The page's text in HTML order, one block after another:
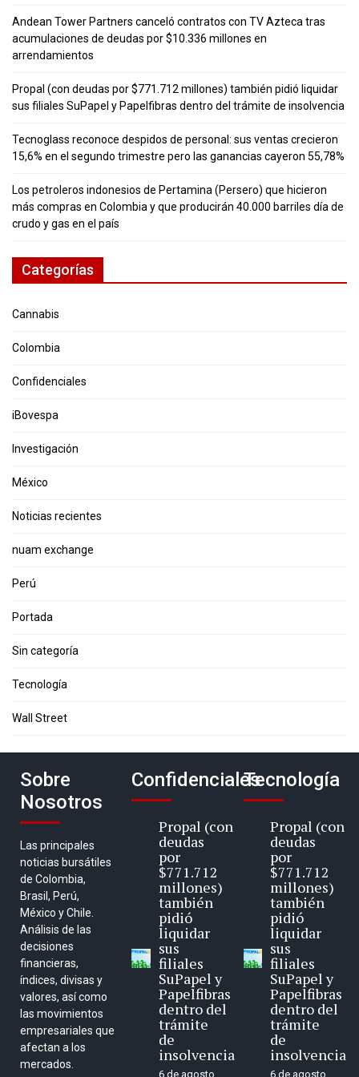
Andean Tower Partners canceló contratos con TV Azteca tras
acumulaciones de deudas por $10.336 millones en
arrendamientos
Propal (con deudas por $771.712 millones) también pidió liquidar
sus filiales SuPapel y Papelfibras dentro del trámite de insolvencia
Tecnoglass reconoce despidos de personal: sus ventas crecieron
15,6% en el segundo trimestre pero las ganancias cayeron 55,78%
Los petroleros indonesios de Pertamina (Persero) que hicieron
más compras en Colombia y que producirán 40.000 barriles día de
crudo y gas en el país
Categorías
Cannabis
Colombia
Confidenciales
iBovespa
Investigación
México
Noticias recientes
nuam exchange
Perú
Portada
Sin categoría
Tecnología
Wall Street
Sobre
Nosotros
Las principales
noticias bursátiles
de Colombia,
Brasil, Perú,
México y Chile.
Análisis de las
decisiones
financieras,
índices, divisas y
valores, así como
las movimientos
empresariales que
afectan a los
mercados.
Confidenciales
Propal (con
deudas
por
$771.712
millones)
también
pidió
liquidar
sus
filiales
SuPapel y
Papelfibras
dentro del
trámite
de
insolvencia
6 de agosto
Tecnología
Propal (con
deudas
por
$771.712
millones)
también
pidió
liquidar
sus
filiales
SuPapel y
Papelfibras
dentro del
trámite
de
insolvencia
6 de agosto